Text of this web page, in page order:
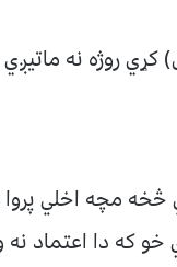
روژه نه
څخه مچه اخلي
خو که دا اعتماد